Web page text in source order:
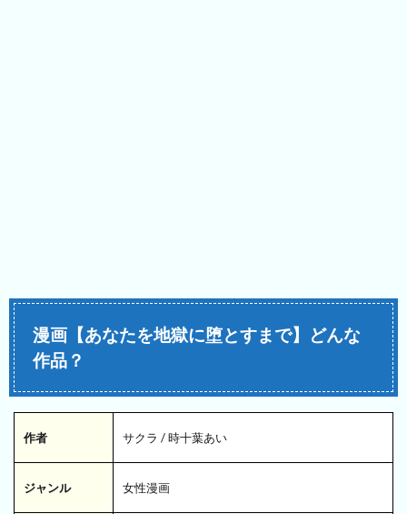
漫画【あなたを地獄に堕とすまで】どんな
作品？
作者 サクラ / 時十葉あい
ジャンル 女性漫画